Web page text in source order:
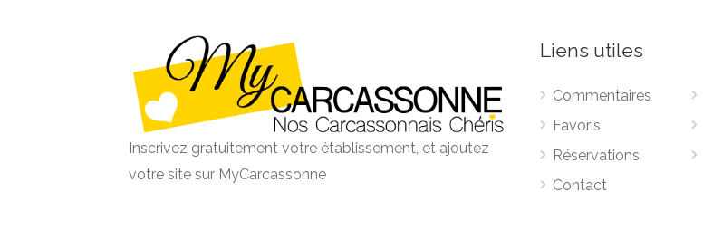
Inscrivez gratuitement votre établissement, et ajoutez
votre site sur MyCarcassonne
Liens utiles
Commentaires
Favoris
Réservations
Contact